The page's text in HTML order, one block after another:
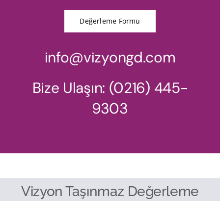
Değerleme Formu
info@vizyongd.com
Bize Ulaşın: (0216) 445-
9303
Vizyon Taşınmaz Değerleme